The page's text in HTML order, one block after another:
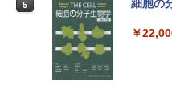
￥
5 細胞の
￥